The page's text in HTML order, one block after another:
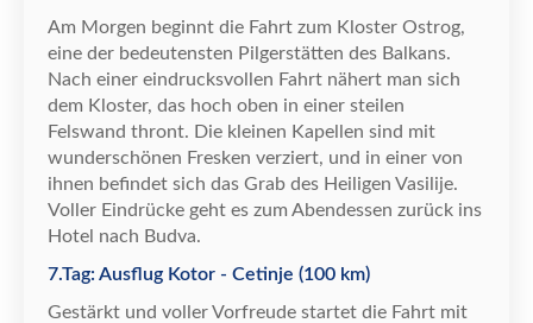
Am Morgen beginnt die Fahrt zum Kloster Ostrog,
eine der bedeutensten Pilgerstätten des Balkans.
Nach einer eindrucksvollen Fahrt nähert man sich
dem Kloster, das hoch oben in einer steilen
Felswand thront. Die kleinen Kapellen sind mit
wunderschönen Fresken verziert, und in einer von
ihnen befindet sich das Grab des Heiligen Vasilije.
Voller Eindrücke geht es zum Abendessen zurück ins
Hotel nach Budva.
7.Tag: Ausflug Kotor - Cetinje (100 km)
Gestärkt und voller Vorfreude startet die Fahrt mit